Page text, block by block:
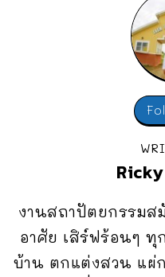
งานสถาปัตยกรรม
อาศัย เสิร์ฟร้อนๆ ทุ
บ้าน ตกแต่งสวน แผ่